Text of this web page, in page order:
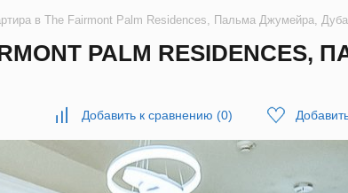
в The Fairmont Palm Residences, Пальма Джумейра,
PALM
Добавить к сравнению (0)